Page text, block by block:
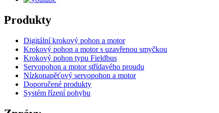
Produkty
Digitální krokový pohon a motor
Krokový pohon a motor s uzavřenou smyčkou
Krokový pohon typu Fieldbus
Servopohon a motor střídavého proudu
Nízkonapěťový servopohon a motor
Doporučené produkty
Systém řízení pohybu